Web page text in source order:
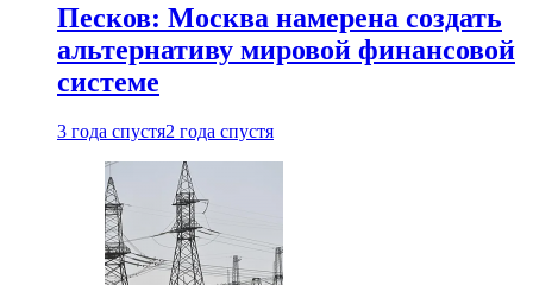
Песков: Москва намерена создать
альтернативу мировой финансовой
системе
3 года спустя2 года спустя